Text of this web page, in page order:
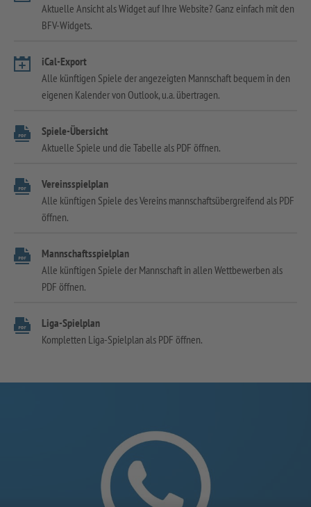
Aktuelle Ansicht als Widget auf Ihre Website? Ganz einfach mit den
BFV-Widgets.
iCal-Export
Alle künftigen Spiele der angezeigten Mannschaft bequem in den
eigenen Kalender von Outlook, u.a. übertragen.
Spiele-Übersicht
Aktuelle Spiele und die Tabelle als PDF öffnen.
Vereinsspielplan
Alle künftigen Spiele des Vereins mannschaftsübergreifend als PDF
öffnen.
Mannschaftsspielplan
Alle künftigen Spiele der Mannschaft in allen Wettbewerben als
PDF öffnen.
Liga-Spielplan
Kompletten Liga-Spielplan als PDF öffnen.